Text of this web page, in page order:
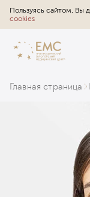
Пользуясь сайтом, Вы
cookies
Главная страница